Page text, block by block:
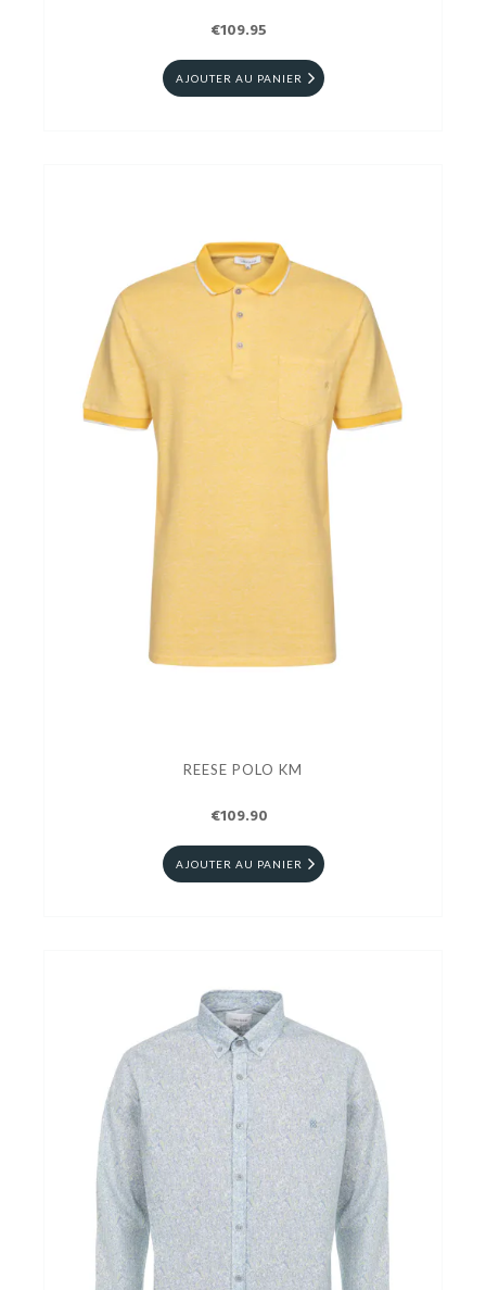
€109.95
AJOUTER AU PANIER
REESE POLO KM
€109.90
AJOUTER AU PANIER